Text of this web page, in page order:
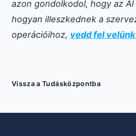
azon gondolkodol, hogy az
hogyan illeszkednek a
operációihoz, vedd fel
Vissza a Tudásközpontba